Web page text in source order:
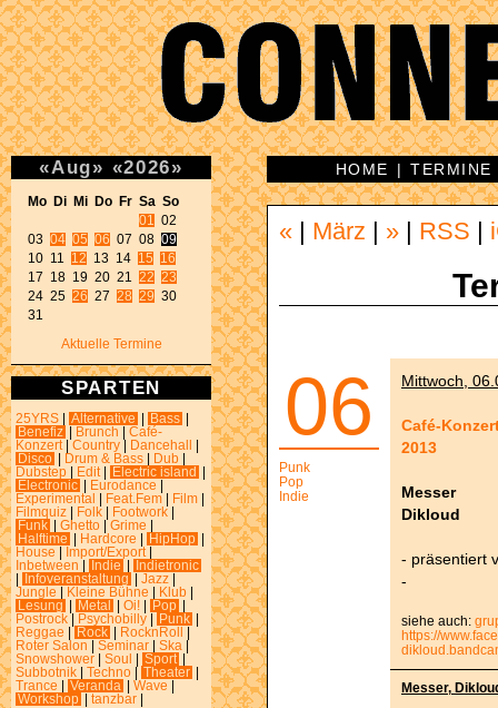
«Aug» «2026»
Mo Di Mi Do Fr Sa So
01
02
03 04 05 06 07 08 09
10 11 12 13 14 15
16
17 18 19 20 21 22 23
24 25 26 27 28 29 30
31
Aktuelle Termine
SPARTEN
25YRS Alternative Bass
Benefiz
Brunch
Café-
Konzert
Country Dancehall
Disco
Drum & Bass Dub
Dubstep
Edit Electric island
Electronic
Eurodance
Experimental
Feat.Fem Film
Filmquiz
Folk Footwork
Funk
Ghetto Grime
Halftime
Hardcore HipHop
House
Import/Export
Inbetween
Indie
Indietronic
Infoveranstaltung Jazz
Jungle
Kleine Bühne Klub
Lesung
Metal Oi! Pop
Postrock
Psychobilly Punk
Reggae
Rock RocknRoll
Roter Salon
Seminar Ska
Snowshower
Soul Sport
Subbotnik
Techno Theater
Trance
Veranda Wave
Workshop
tanzbar
HOME |TERMINE
« März » RSS
06
Punk
Pop
Indie
Mittwoch,
Café-
2013
Messer
Dikloud
- präsentiert
-
siehe auch:
https://
Messer,